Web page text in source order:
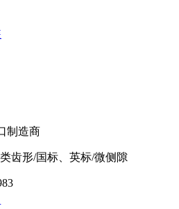
制造商
齿形/国标、英标/微侧隙